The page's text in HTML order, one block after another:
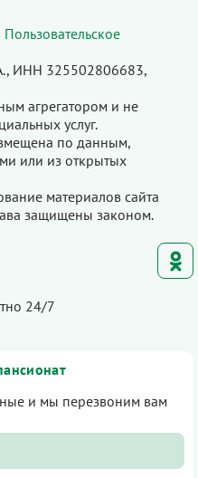
Пользовательское
ИНН 325502806683,
агрегатором и не
услуг.
по данным,
или из открытых
материалов сайта
защищены законом.
24/7
и мы перезвоним вам